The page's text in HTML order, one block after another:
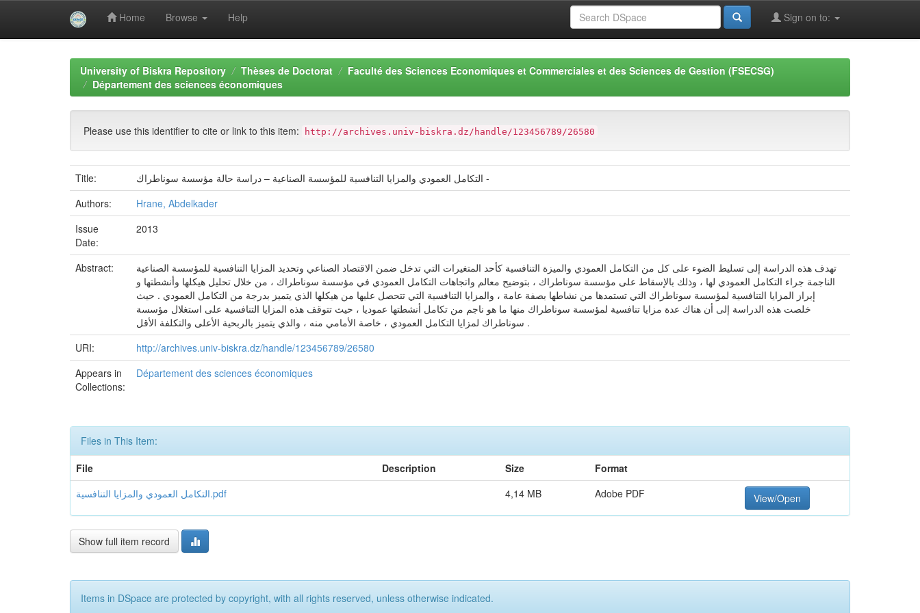
Home Browse Help Sign on to:
University of Biskra Repository Thèses de Doctorat
Faculté des Sciences Economiques et Commerciales et des Sciences de Gestion (FSECSG)
Département des sciences économiques
Please use this identifier to cite or link to this item: http://archives.univ-biskra.dz/handle/123456789/26580
Title:
التكامل العمودي والمزايا التنافسية للمؤسسة الصناعية – دراسة حالة مؤسسة سوناطراك -
Authors:
Hrane, Abdelkader
Issue
Date:
2013
Abstract:
تهدف هذه الدراسة إلى تسليط الضوء على كل من التكامل العمودي والميزة التنافسية كأحد المتغيرات التي تدخل ضمن الاقتصاد الصناعي وتحديد المزايا التنافسية للمؤسسة الصناعية
الناجمة جراء التكامل العمودي لها ، وذلك بالإسقاط على مؤسسة سوناطراك ، بتوضيح معالم واتجاهات التكامل العمودي في مؤسسة سوناطراك ، من خلال تحليل هيكلها وأنشطتها و
إبراز المزايا التنافسية لمؤسسة سوناطراك التي تستمدها من نشاطها بصفة عامة ، والمزايا التنافسية التي تتحصل عليها من هيكلها الذي يتميز بدرجة من التكامل العمودي . حيث
خلصت هذه الدراسة إلى أن هناك عدة مزايا تنافسية لمؤسسة سوناطراك منها ما هو ناجم من تكامل أنشطتها عموديا ، حيث تتوقف هذه المزايا التنافسية على استغلال مؤسسة
سوناطراك لمزايا التكامل العمودي ، خاصة الأمامي منه ، والذي يتميز بالربحية الأعلى والتكلفة الأقل .
URI:
http://archives.univ-biskra.dz/handle/123456789/26580
Appears in
Collections:
Département des sciences économiques
Files in This Item:
File
Description Size
Format
التكامل العمودي والمزايا التنافسية.pdf
4,14 MB Adobe PDF View/Open
Show full item record
Items in DSpace are protected by copyright, with all rights reserved, unless otherwise indicated.